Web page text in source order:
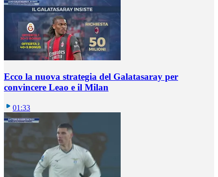
Ecco la nuova strategia del Galatasaray per
convincere Leao e il Milan
01:33